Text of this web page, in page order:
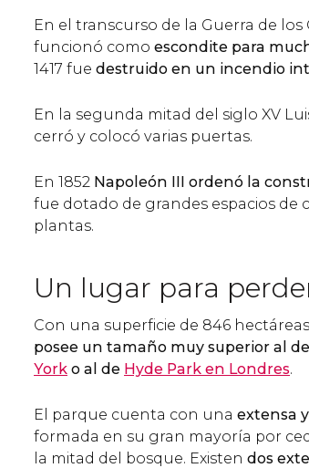
En el transcurso de la Guerra de los
funcionó como escondite para
1417 fue destruido en un incendio
En la segunda mitad del siglo XV
cerró y colocó varias puertas.
En 1852 Napoleón III ordenó la
fue dotado de grandes espacios de
plantas.
Un lugar para
Con una superficie de 846
posee un tamaño muy superior al del
York o al de Hyde Park en Londres.
El parque cuenta con una extensa
formada en su gran mayoría por
la mitad del bosque. Existen dos